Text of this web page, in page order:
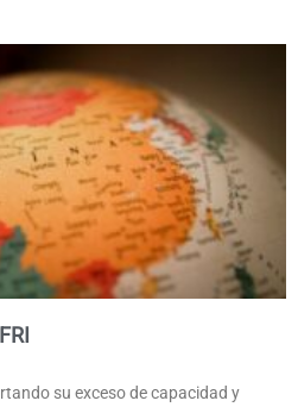
su exceso de capacidad y